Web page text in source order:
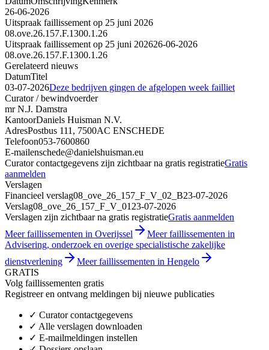
26-06-2026
Uitspraak faillissement op 25 juni 2026
08.ove.26.157.F.1300.1.26
Uitspraak faillissement op 25 juni 202626-06-2026
08.ove.26.157.F.1300.1.26
Gerelateerd nieuws
DatumTitel
03-07-2026Deze bedrijven gingen de afgelopen week failliet
Curator / bewindvoerder
mr N.J. Damstra
KantoorDaniels Huisman N.V.
AdresPostbus 111, 7500AC ENSCHEDE
Telefoon053-7600860
E-mailenschede@danielshuisman.eu
Curator contactgegevens zijn zichtbaar na gratis registratieGratis
aanmelden
Verslagen
Financieel verslag08_ove_26_157_F_V_02_B23-07-2026
Verslag08_ove_26_157_F_V_01 23-07-2026
Verslagen zijn zichtbaar na gratis registratieGratis aanmelden
Meer faillissementen in Overijssel
Meer faillissementen in
Advisering, onderzoek en overige specialistische zakelijke
dienstverlening
Meer faillissementen in Hengelo
GRATIS
Volg faillissementen gratis
Registreer en ontvang meldingen bij nieuwe publicaties
✓ Curator contactgegevens
✓ Alle verslagen downloaden
✓ E-mailmeldingen instellen